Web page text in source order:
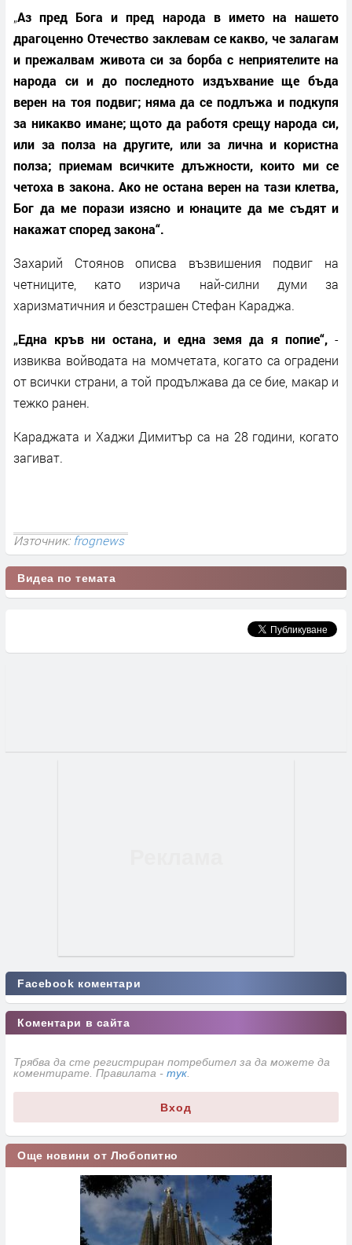
„Аз пред Бога и пред народа в името на нашето
драгоценно Отечество заклевам се какво, че залагам
и прежалвам живота си за борба с неприятелите на
народа си и до последното издъхвание ще бъда
верен на тоя подвиг; няма да се подлъжа и подкупя
за никакво имане; щото да работя срещу народа си,
или за полза на другите, или за лична и користна
полза; приемам всичките длъжности, които ми се
четоха в закона. Ако не остана верен на тази клетва,
Бог да ме порази изясно и юнаците да ме съдят и
накажат според закона“.
Захарий Стоянов описва възвишения подвиг на
четниците, като изрича най-силни думи за
харизматичния и безстрашен Стефан Караджа.
„Една кръв ни остана, и една земя да я попие“, -
извиква войводата на момчетата, когато са оградени
от всички страни, а той продължава да се бие, макар и
тежко ранен.
Караджата и Хаджи Димитър са на 28 години, когато
загиват.
Източник:frognews
Видеа по темата
Facebook коментари
Коментари в сайта
Трябва да сте регистриран потребител за да можете да
коментирате. Правилата - тук
Вход
Още новини от Любопитно